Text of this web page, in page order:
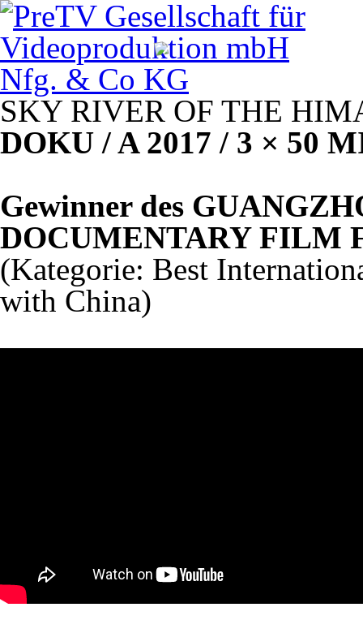
SKY RIVER OF THE
DOKU / A 2017 / 3 × 50
Gewinner des
DOCUMENTARY FILM
(Kategorie: Best
with China)